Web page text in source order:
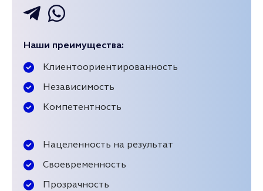
Наши преимущества:
Клиентоориентированность
Независимость
Компетентность
Нацеленность на результат
Своевременность
Прозрачность